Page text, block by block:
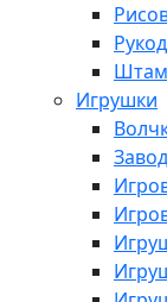
Игрушки